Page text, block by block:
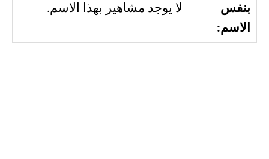
بنفس
الاسم:
لا يوجد مشاهير بهذا الاسم.